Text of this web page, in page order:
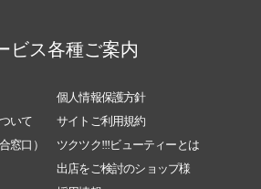
ビス各種ご案内
個人情報保護方針
いて
サイトご利用規約
窓口）
ツクツク!!!ビューティーとは
出店をご検討のショップ様